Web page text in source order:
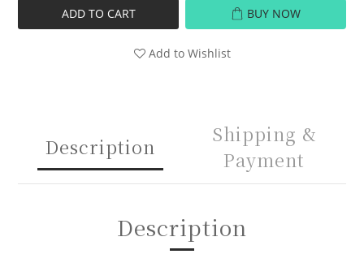
ADD TO CART BUY NOW
Add to Wishlist
Description
Shipping &
Payment
Description